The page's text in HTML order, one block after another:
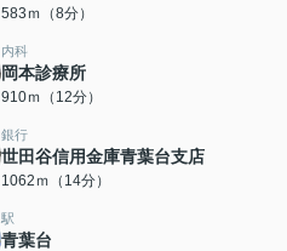
583ｍ（8分）
内科
岡本診療所
910ｍ（12分）
銀行
世田谷信用金庫青葉台支店
1062ｍ（14分）
駅
青葉台